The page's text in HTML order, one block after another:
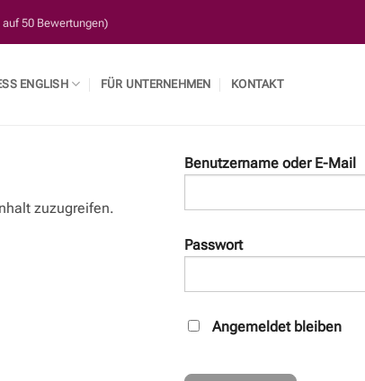
50 Bewertungen)
ENGLISH FÜR UNTERNEHMEN KONTAKT
zuzugreifen.
Benutzername oder E-Mail
Passwort
Angemeldet bleiben